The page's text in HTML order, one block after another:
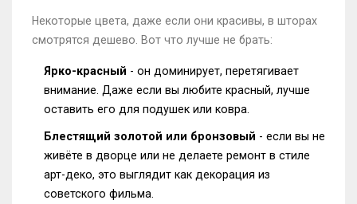
Некоторые цвета, даже если они красивы, в шторах
смотрятся дешево. Вот что лучше не брать:
Ярко-красный - он доминирует, перетягивает
внимание. Даже если вы любите красный, лучше
оставить его для подушек или ковра.
Блестящий золотой или бронзовый - если вы не
живёте в дворце или не делаете ремонт в стиле
арт-деко, это выглядит как декорация из
советского фильма.